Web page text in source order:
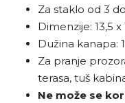
Za staklo od 3
Dimenzije: 13,5 x
Dužina kanapa:
Za pranje
terasa, tuš
Ne može se